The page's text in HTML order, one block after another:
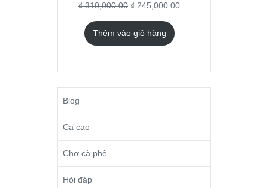
₫310,000.00 ₫ 245,000.00
Thêm vào giỏ hàng
Blog
Ca cao
Chợ cà phê
Hỏi đáp